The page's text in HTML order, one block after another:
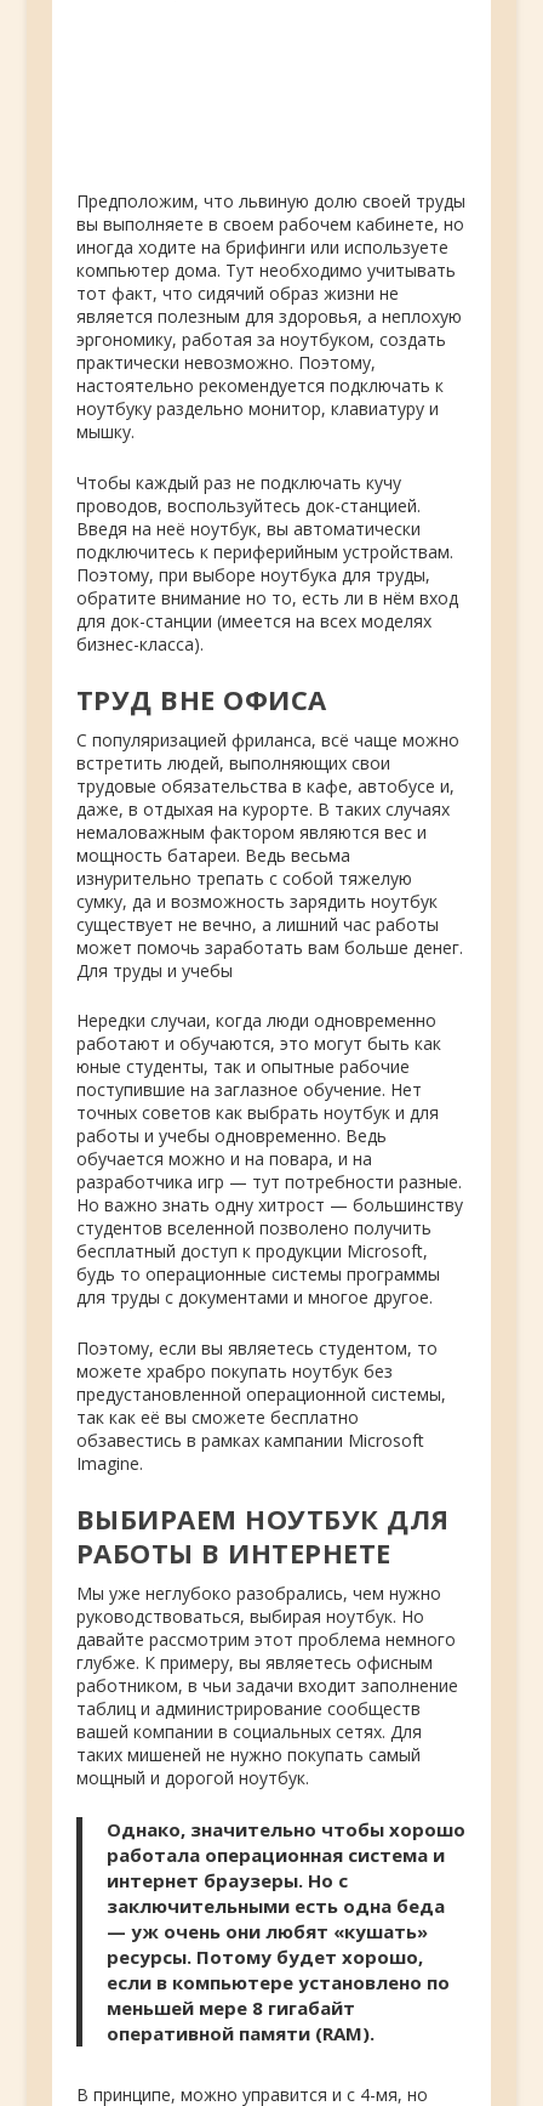
Предположим, что львиную долю своей труды
вы выполняете в своем рабочем кабинете, но
иногда ходите на брифинги или используете
компьютер дома. Тут необходимо учитывать
тот факт, что сидячий образ жизни не
является полезным для здоровья, а неплохую
эргономику, работая за ноутбуком, создать
практически невозможно. Поэтому,
настоятельно рекомендуется подключать к
ноутбуку раздельно монитор, клавиатуру и
мышку.
Чтобы каждый раз не подключать кучу
проводов, воспользуйтесь док-станцией.
Введя на неё ноутбук, вы автоматически
подключитесь к периферийным устройствам.
Поэтому, при выборе ноутбука для труды,
обратите внимание но то, есть ли в нём вход
для док-станции (имеется на всех моделях
бизнес-класса).
ТРУД ВНЕ ОФИСА
С популяризацией фриланса, всё чаще можно
встретить людей, выполняющих свои
трудовые обязательства в кафе, автобусе и,
даже, в отдыхая на курорте. В таких случаях
немаловажным фактором являются вес и
мощность батареи. Ведь весьма
изнурительно трепать с собой тяжелую
сумку, да и возможность зарядить ноутбук
существует не вечно, а лишний час работы
может помочь заработать вам больше денег.
Для труды и учебы
Нередки случаи, когда люди одновременно
работают и обучаются, это могут быть как
юные студенты, так и опытные рабочие
поступившие на заглазное обучение. Нет
точных советов как выбрать ноутбук и для
работы и учебы одновременно. Ведь
обучается можно и на повара, и на
разработчика игр — тут потребности разные.
Но важно знать одну хитрост — большинству
студентов вселенной позволено получить
бесплатный доступ к продукции Microsoft,
будь то операционные системы программы
для труды с документами и многое другое.
Поэтому, если вы являетесь студентом, то
можете храбро покупать ноутбук без
предустановленной операционной системы,
так как её вы сможете бесплатно
обзавестись в рамках кампании Microsoft
Imagine.
ВЫБИРАЕМ НОУТБУК ДЛЯ
РАБОТЫ В ИНТЕРНЕТЕ
Мы уже неглубоко разобрались, чем нужно
руководствоваться, выбирая ноутбук. Но
давайте рассмотрим этот проблема немного
глубже. К примеру, вы являетесь офисным
работником, в чьи задачи входит заполнение
таблиц и администрирование сообществ
вашей компании в социальных сетях. Для
таких мишеней не нужно покупать самый
мощный и дорогой ноутбук.
Однако, значительно чтобы хорошо
работала операционная система и
интернет браузеры. Но с
заключительными есть одна беда
— уж очень они любят «кушать»
ресурсы. Потому будет хорошо,
если в компьютере установлено по
меньшей мере 8 гигабайт
оперативной памяти (RAM).
В принципе, можно управится и с 4-мя, но